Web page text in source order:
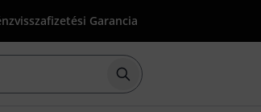
Garancia
Keresés indítása